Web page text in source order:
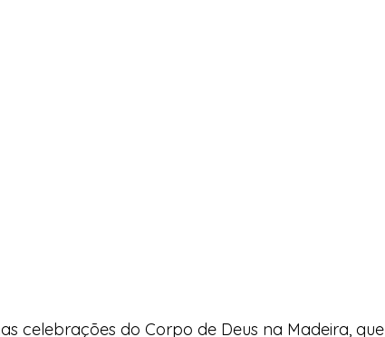
celebrações do Corpo de Deus na Madeira, que